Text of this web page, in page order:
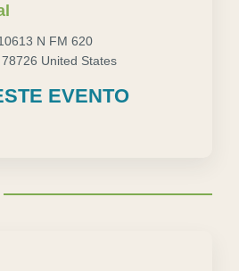
N FM 620
78726 United States
EVENTO